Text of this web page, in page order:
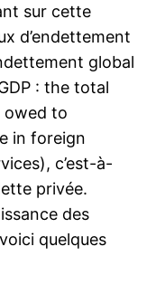
sur cette
d’endettement
global
: the total
owed to
in foreign
c’est-à-
privée.
des
quelques